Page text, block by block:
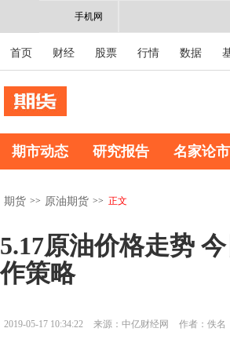
手机网
首页 财经 股票 行情 数据
期市动态 研究报告 名家论市
期货 >> 原油期货 >> 正文
5.17原油价格走势
作策略
2019-05-17 10:34:22 来源：中亿财经网 作者：佚名